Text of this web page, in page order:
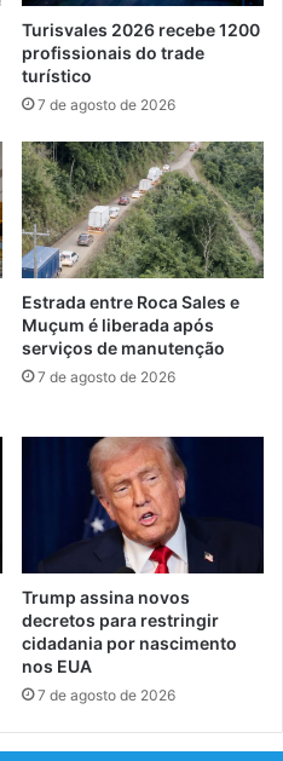
Turisvales 2026 recebe 1200
profissionais do trade
turístico
7 de agosto de 2026
Estrada entre Roca Sales e
Muçum é liberada após
serviços de manutenção
7 de agosto de 2026
Trump assina novos
decretos para restringir
cidadania por nascimento
nos EUA
7 de agosto de 2026